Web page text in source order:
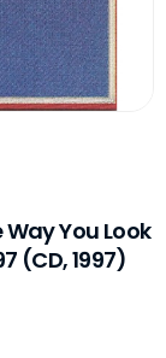
You Look
(CD, 1997)